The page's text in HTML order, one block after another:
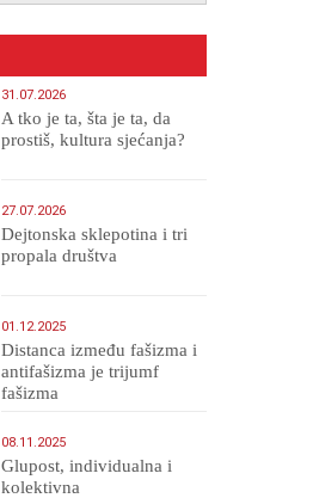
31.07.2026
A tko je ta, šta je ta, da
prostiš, kultura sjećanja?
27.07.2026
Dejtonska sklepotina i tri
propala društva
01.12.2025
Distanca između fašizma i
antifašizma je trijumf
fašizma
08.11.2025
Glupost, individualna i
kolektivna